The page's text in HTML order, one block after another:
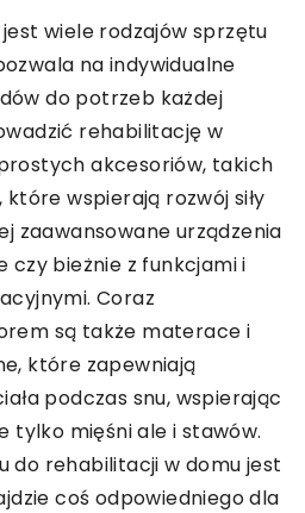
wiele rodzajów sprzętu
na indywidualne
do potrzeb każdej
rehabilitację w
akcesoriów, takich
wspierają rozwój siły
zaawansowane urządzenia
bieżnie z funkcjami i
Coraz
są także materace i
które zapewniają
podczas snu, wspierając
tylko mięśni ale i stawów.
do rehabilitacji w domu jest
coś odpowiedniego dla